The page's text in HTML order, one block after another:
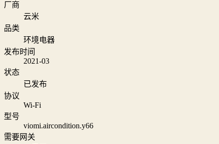
厂商
云米
品类
环境电器
发布时间
2021-03
状态
已发布
协议
Wi‑Fi
型号
viomi.aircondition.y66
需要网关